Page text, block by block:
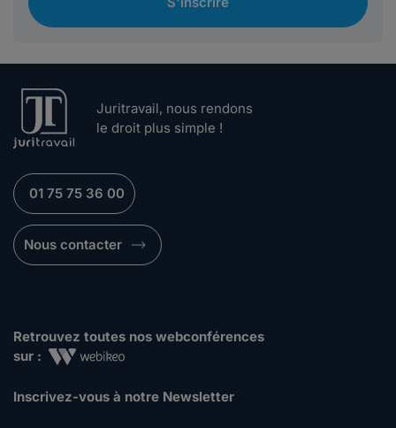
Juritravail, nous rendons
le droit plus simple !
01 75 75 36 00
Nous contacter
Retrouvez toutes nos webconférences
sur :
Inscrivez-vous à notre Newsletter